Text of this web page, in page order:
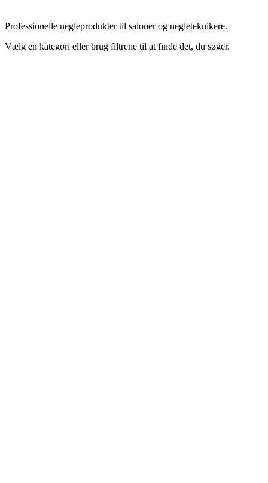
Professionelle negleprodukter til saloner og negleteknikere.
Vælg en kategori eller brug filtrene til at finde det, du søger.